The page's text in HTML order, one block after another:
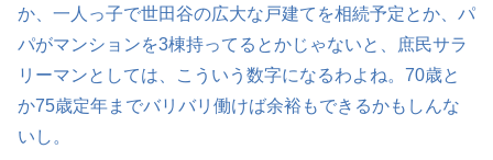
か、一人っ子で世田谷の広大な戸建てを相続予定とか、パ
パがマンションを3棟持ってるとかじゃないと、庶民サラ
リーマンとしては、こういう数字になるわよね。70歳と
か75歳定年までバリバリ働けば余裕もできるかもしんな
いし。